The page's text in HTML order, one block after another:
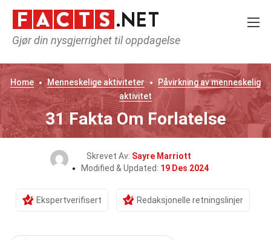
Gjør din nysgjerrighet til oppdagelse
Home Menneskelige aktiviteter
Påvirkning av menneskelig
aktivitet
31 Fakta Om Forlatelse
Skrevet Av: Sayre Marriott
Modified & Updated: 19 Des 2024
Ekspertverifisert Redaksjonelle retningslinjer